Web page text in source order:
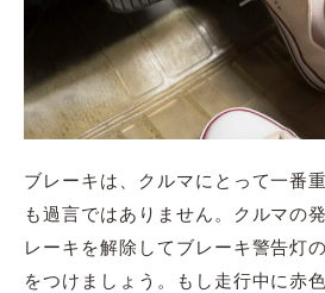
ブレーキは、クルマにとって一番
も過言ではありません。クルマの
レーキを解除してブレーキ警告灯
をつけましょう。もし走行中に赤